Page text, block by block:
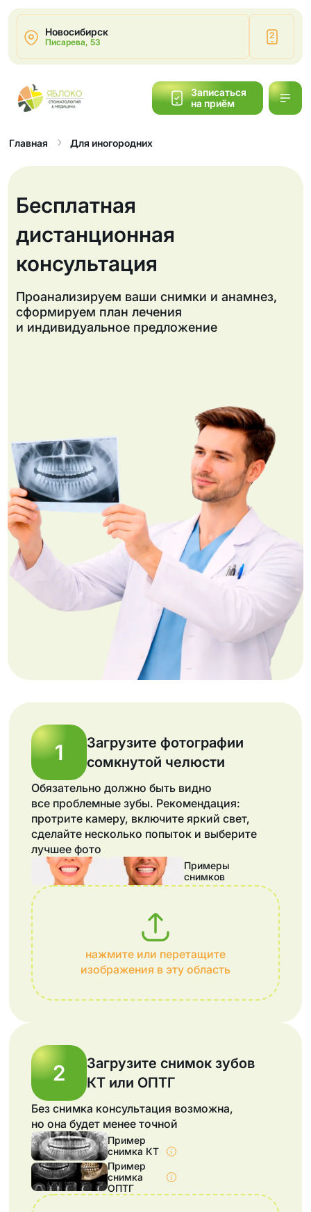
Новосибирск
Писарева, 53
2
Записаться
на приём
Главная Для иногородних
Бесплатная
дистанционная
консультация
Проанализируем ваши снимки и анамнез,
сформируем план лечения
и индивидуальное предложение
1
Загрузите фотографии
сомкнутой челюсти
Обязательно должно быть видно
все проблемные зубы. Рекомендация:
протрите камеру, включите яркий свет,
сделайте несколько попыток и выберите
лучшее фото
Примеры
снимков
нажмите или перетащите
изображения в эту область
2
Загрузите снимок зубов
КТ или ОПТГ
Без снимка консультация возможна,
но она будет менее точной
Пример
снимка КТ
Пример
снимка
ОПТГ